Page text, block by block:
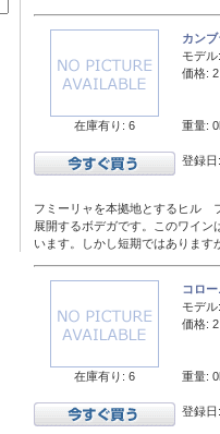
在庫有り: 6
カン
モデル:
価格:
重量:
登録
フミーリャを本拠地とするヒル
展開するボデガです。このワイ
います。しかし短期ではありま
在庫有り: 6
コロ
モデル:
価格:
重量:
登録